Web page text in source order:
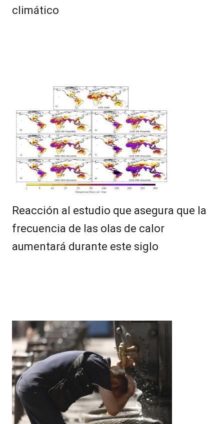
climático
Reacción al estudio que asegura que la
frecuencia de las olas de calor
aumentará durante este siglo